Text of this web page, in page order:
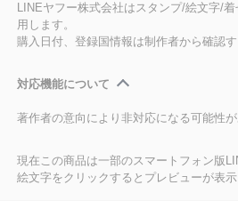
LINEヤフー株式会社はスタンプ/絵文字/
用します。
購入日付、登録国情報は制作者から確認
対応機能について
著作者の意向により非対応になる可能性
現在この商品は一部のスマートフォン版
絵文字をクリックするとプレビューが表示